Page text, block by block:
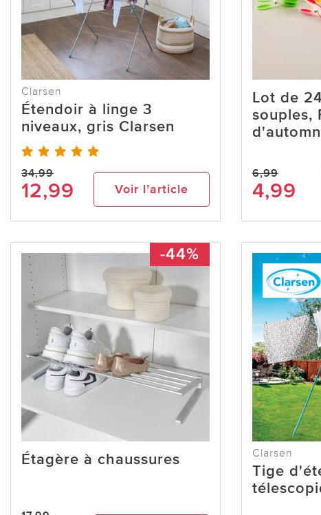
Clarsen
Étendoir à linge 3
niveaux, gris Clarsen
34,99
12,99 Voir l’article
Lot de
souples,
6,99
4,99
-44%
Étagère à chaussures Clarsen
Tige